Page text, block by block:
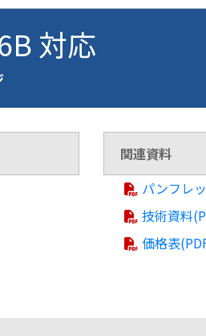
対応
関連資料
パンフレ
技術資料
価格表